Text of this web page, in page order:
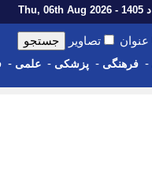
عنوان تصاویر
- فرهنگی - پزشکی - علمی -